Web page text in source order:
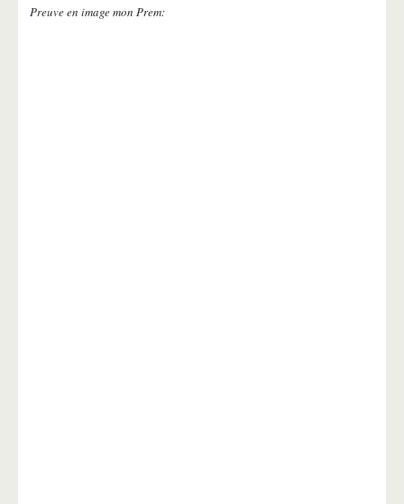
Preuve en image mon Prem: